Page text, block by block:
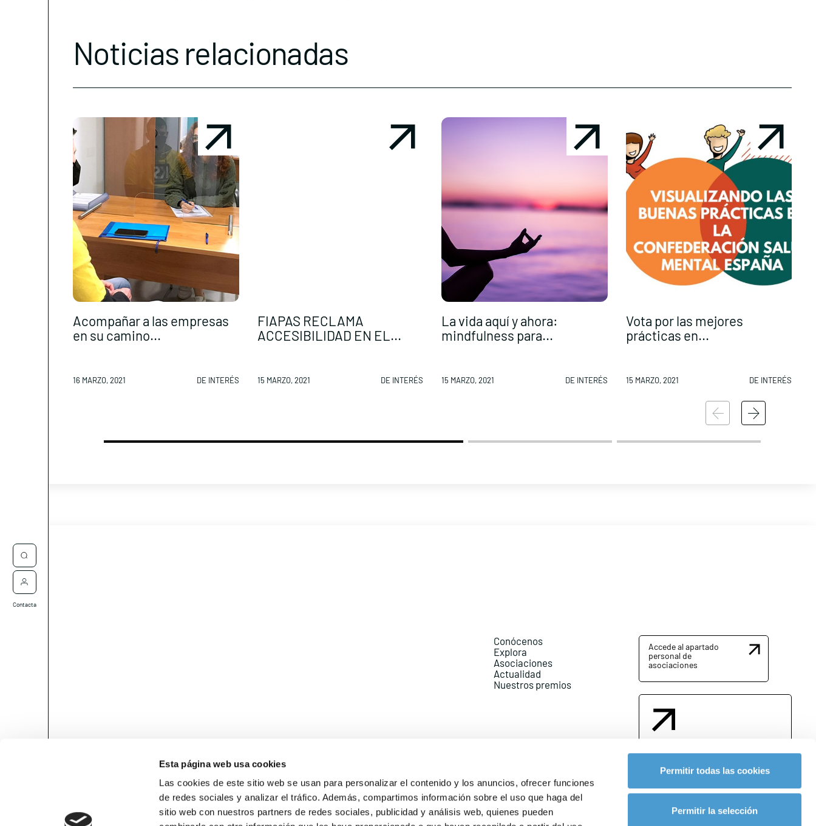
Esta página web usa cookies
Las cookies de este sitio web se usan para personalizar el contenido y los anuncios, ofrecer funciones
de redes sociales y analizar el tráfico. Además, compartimos información sobre el uso que haga del
sitio web con nuestros partners de redes sociales, publicidad y análisis web, quienes pueden
Permitir todas las cookies
Permitir la selección
Contacta
Noticias relacionadas
Acompañar a las empresas
en su camino...
16 MARZO, 2021 DE INTERÉS
FIAPAS RECLAMA
ACCESIBILIDAD EN EL...
15 MARZO, 2021 DE INTERÉS
La vida aquí y ahora:
mindfulness para...
15 MARZO, 2021 DE INTERÉS
Vota por las mejores
prácticas en...
15 MARZO, 2021 DE INTERÉS
Conócenos
Explora
Asociaciones
Actualidad
Nuestros premios
Accede al apartado
personal de
asociaciones
Contacta con nosotros
Política de Privacidad Política de Cookies Aviso legal